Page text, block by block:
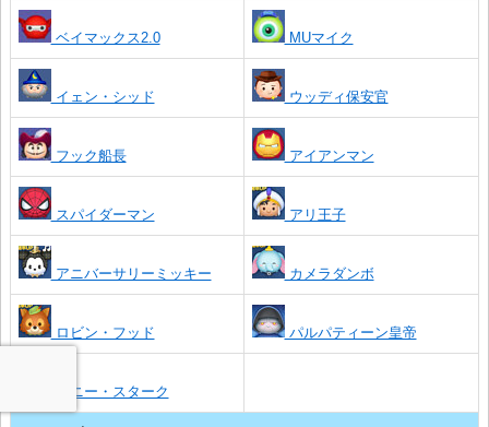
ベイマックス2.0 MUマイク
イェン・シッド ウッディ保安官
フック船長 アイアンマン
スパイダーマン アリ王子
アニバーサリーミッキー カメラダンボ
ロビン・フッド パルパティーン皇帝
トニー・スターク